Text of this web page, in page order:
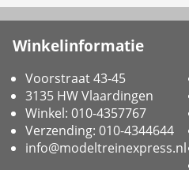
Winkelinformatie
Voorstraat 43-45
3135 HW Vlaardingen
Winkel: 010-4357767
Verzending: 010-4344644
info@modeltreinexpress.nl